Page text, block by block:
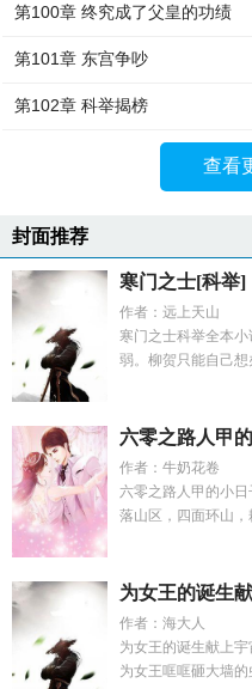
第100章 终究成了父皇的功绩
第101章 东宫争吵
第102章 科举揭榜
查看
封面推荐
寒门之士[科举]
作者：远上天山
寒门之士科举全本
弱。柳贺只能自己
六零之路人甲
作者：牛奶花卷
六零之路人甲的小
落山区，四面环山
为女王的诞生
作者：海大人
为女王的诞生献上
为女王哐哐砸大墙